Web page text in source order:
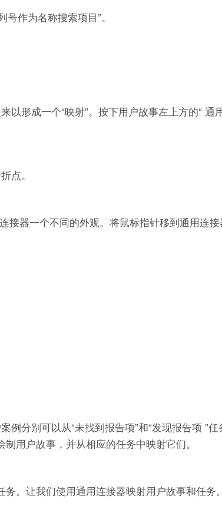
作为名称搜索项目”。
形成一个“映射”。按下用户故事左上方的“ 通
点。
器一个不同的外观。将鼠标指针移到通用连
分别可以从“未找到报告项”和“发现报告项 ”
用户故事，并从相应的任务中映射它们。
。让我们使用通用连接器映射用户故事和任务。